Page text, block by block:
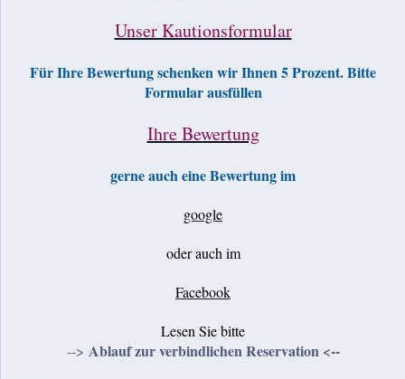
Unser Kautionsformular
Für Ihre Bewertung schenken wir Ihnen 5 Prozent. Bitte
Formular ausfüllen
Ihre Bewertung
gerne auch eine Bewertung im
google
oder auch im
Facebook
Lesen Sie bitte
--> Ablauf zur verbindlichen Reservation <--